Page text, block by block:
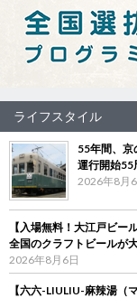
ライフスタイル
55年間、
運行開始55
2026年8月
【入場無料！大江戸ビー
全国のクラフトビールが
2026年8月6日
【六六-LIULIU-麻辣湯（